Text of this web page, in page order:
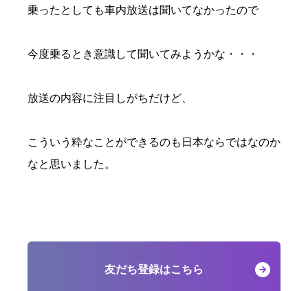
乗ったとしても車内放送は聞いてなかったので
今度乗るとき意識して聞いてみようかな・・・
放送の内容に注目しがちだけど、
こういう粋なことができるのも日本ならではなのか
なと思いました。
友だち登録はこちら